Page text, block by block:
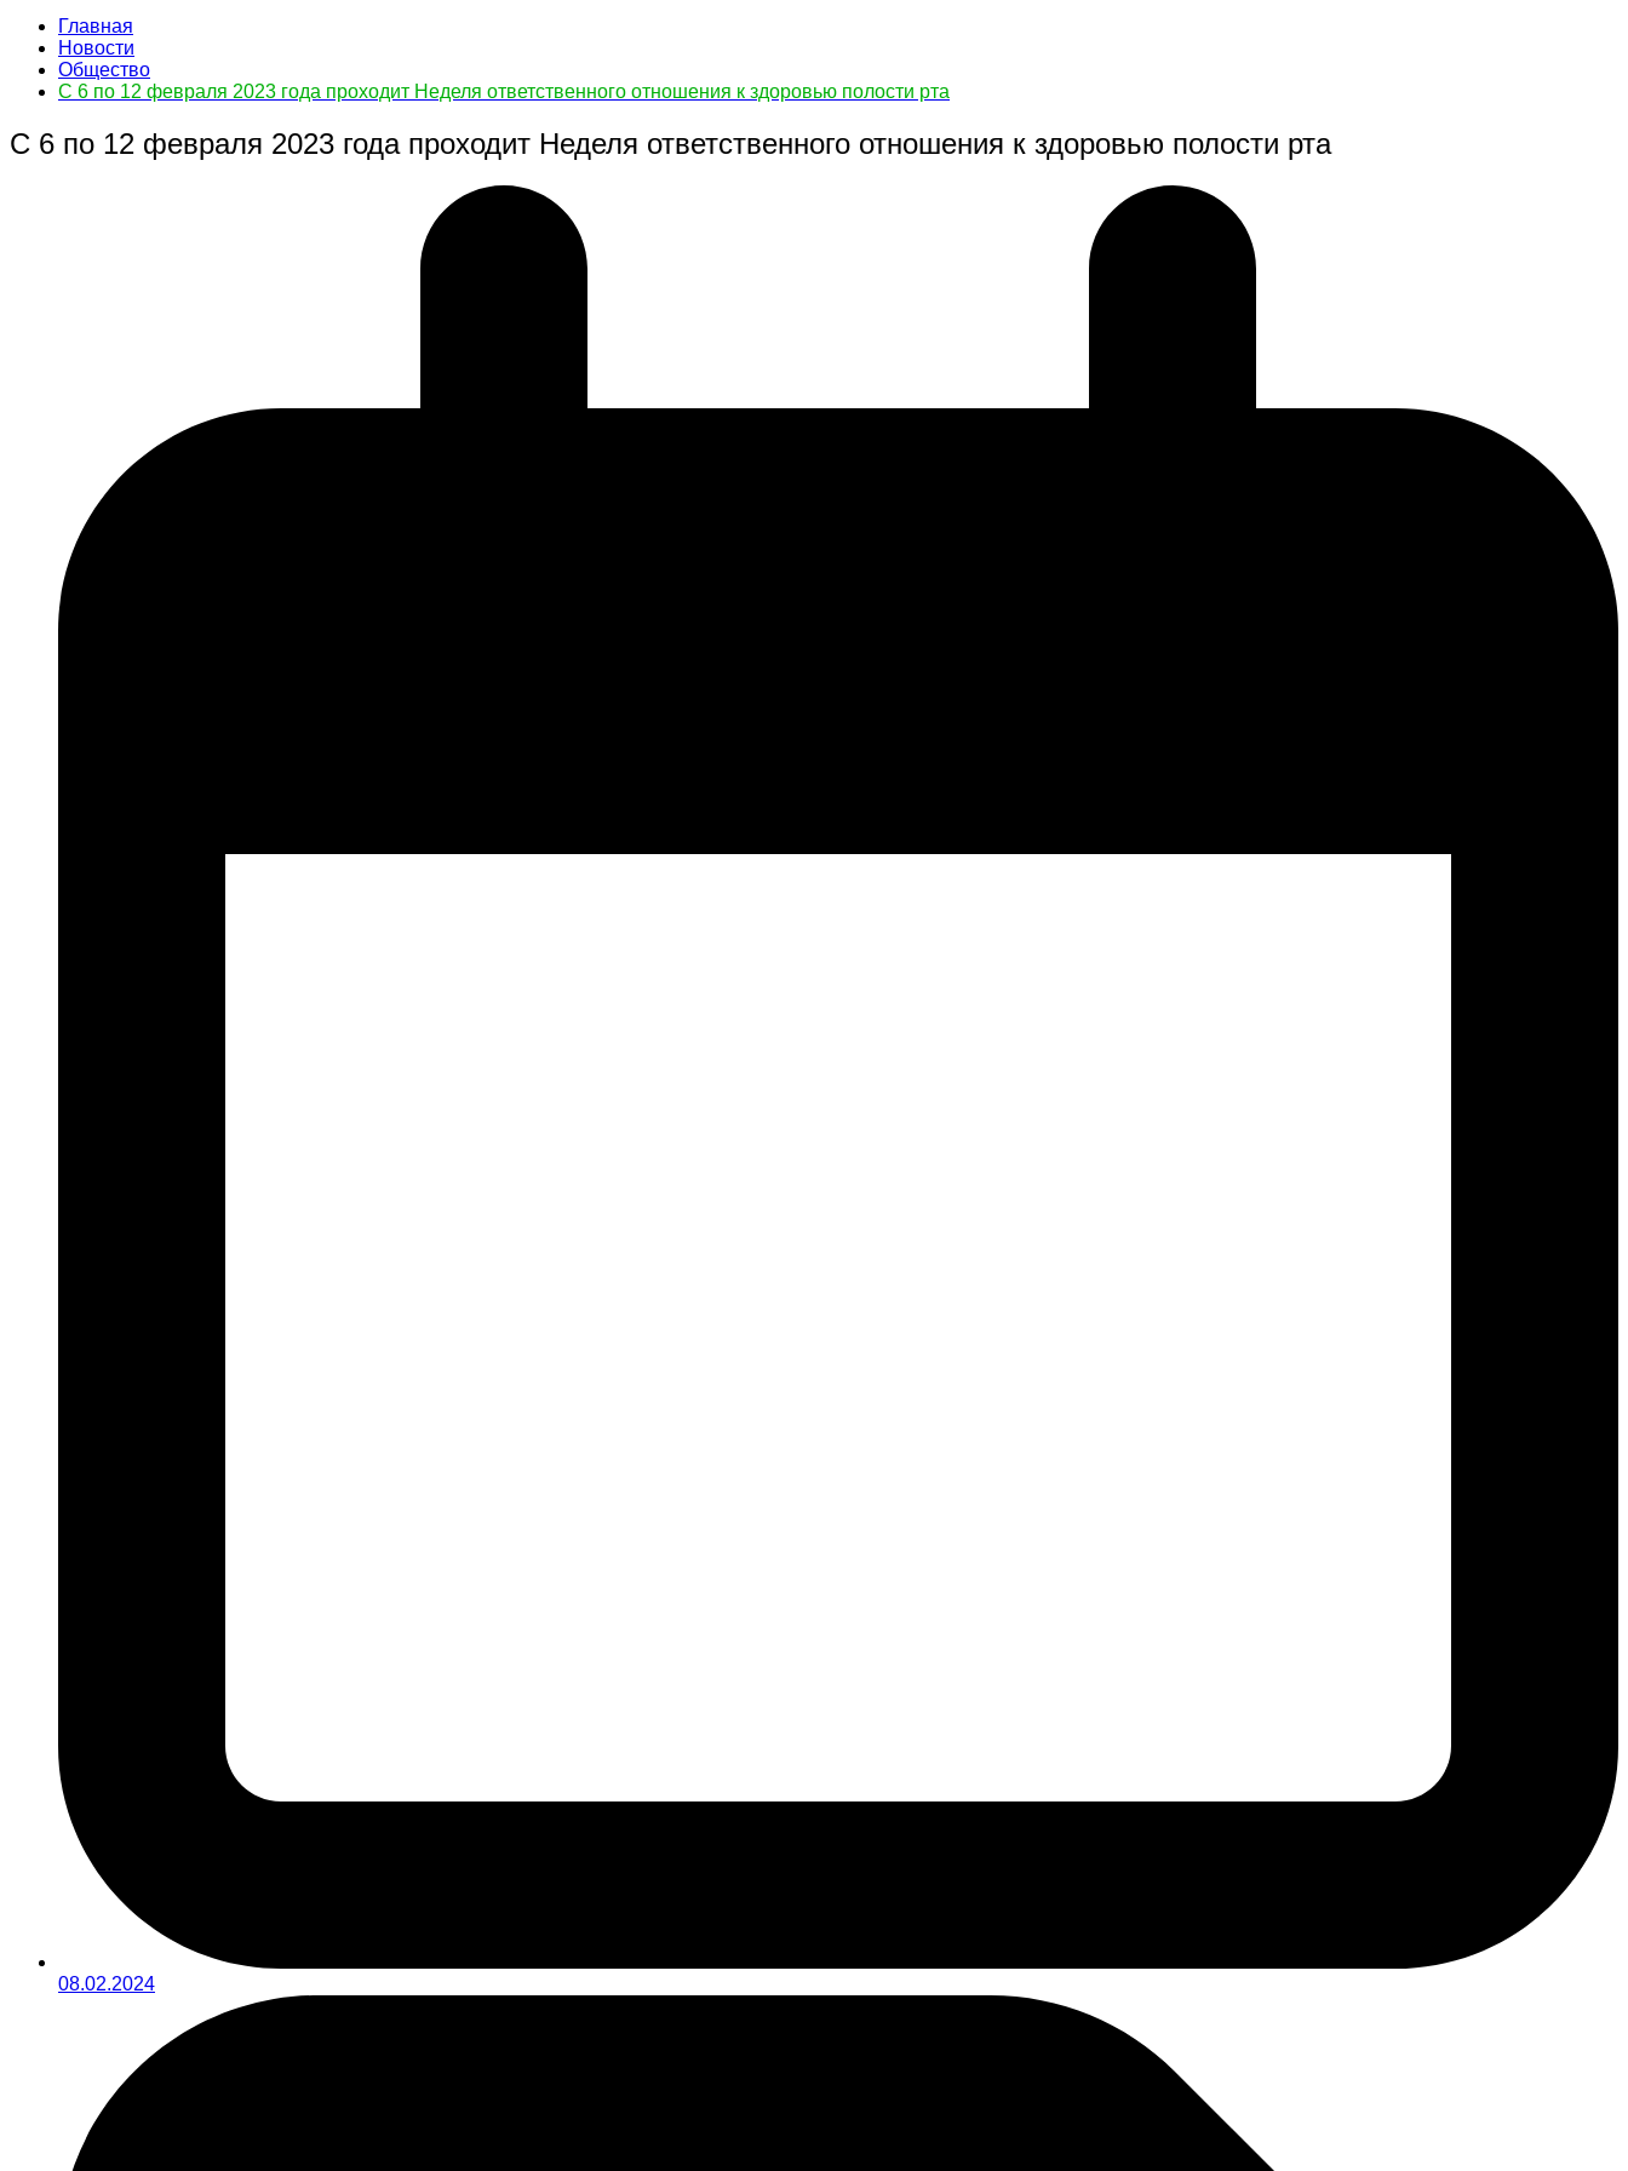
Главная
Новости
Общество
С 6 по 12 февраля 2023 года проходит Неделя ответственного отношения к здоровью полости рта
С 6 по 12 февраля 2023 года проходит Неделя ответственного отношения к здоровью полости рта
08.02.2024